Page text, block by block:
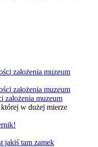
założenia muzeum
w dużej mierze
jakiś tam zamek